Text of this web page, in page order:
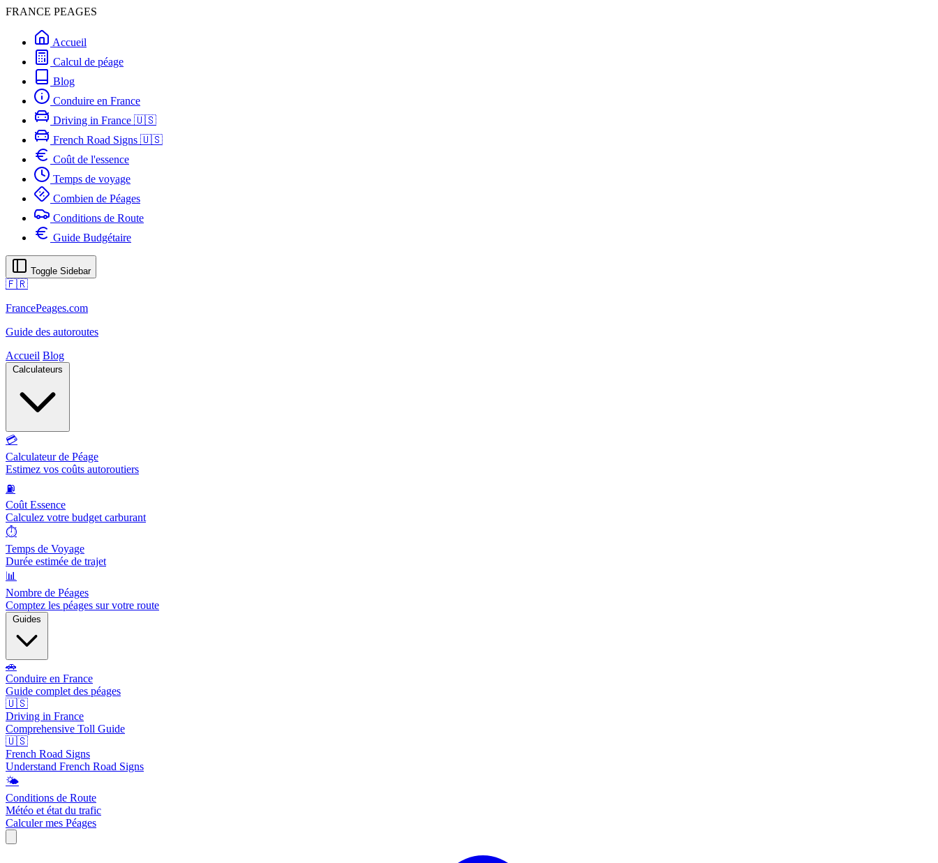
FRANCE PEAGES
Accueil
Calcul de péage
Blog
Conduire en France
Driving in France 🇺🇸
French Road Signs 🇺🇸
Coût de l'essence
Temps de voyage
Combien de Péages
Conditions de Route
Guide Budgétaire
Toggle Sidebar
🇫🇷
FrancePeages.com
Guide des autoroutes
Accueil Blog
Calculateurs
💳
Calculateur de Péage
Estimez vos coûts autoroutiers
⛽
Coût Essence
Calculez votre budget carburant
⏱️
Temps de Voyage
Durée estimée de trajet
📊
Nombre de Péages
Comptez les péages sur votre route
Guides
🚗
Conduire en France
Guide complet des péages
🇺🇸
Driving in France
Comprehensive Toll Guide
🇺🇸
French Road Signs
Understand French Road Signs
🌤️
Conditions de Route
Météo et état du trafic
Calculer mes Péages